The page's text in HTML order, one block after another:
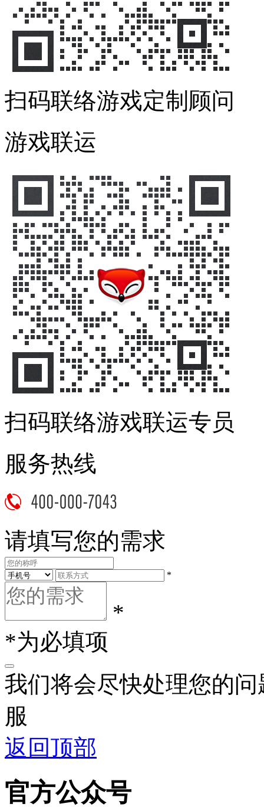
扫码联络游戏定制顾问
游戏联运
扫码联络游戏联运专员
服务热线
请填写您的需求
*
*
*为必填项
我们将会尽快处理您的
服
返回顶部
官方公众号